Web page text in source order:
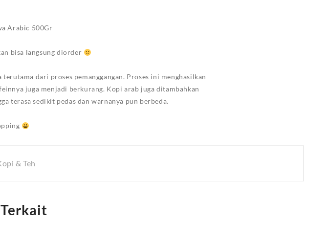
Arabic 500Gr
bisa langsung diorder
dari proses pemanggangan. Proses ini menghasilkan
juga menjadi berkurang. Kopi arab juga ditambahkan
terasa sedikit pedas dan warnanya pun berbeda.
& Teh